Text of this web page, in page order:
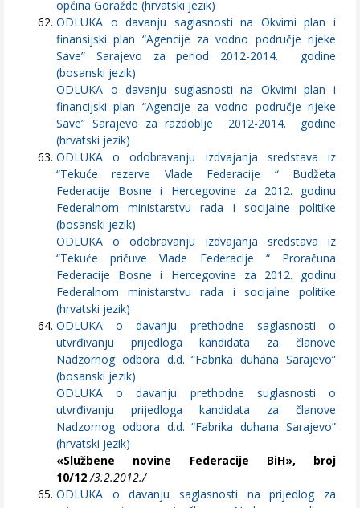
općina Goražde (hrvatski jezik)
ODLUKA o davanju saglasnosti na Okvirni plan i
finansijski plan “Agencije za vodno područje rijeke
Save” Sarajevo za period 2012-2014. godine
(bosanski jezik)
ODLUKA o davanju suglasnosti na Okvirni plan i
financijski plan “Agencije za vodno područje rijeke
Save” Sarajevo za razdoblje 2012-2014. godine
(hrvatski jezik)
ODLUKA o odobravanju izdvajanja sredstava iz
“Tekuće rezerve Vlade Federacije “ Budžeta
Federacije Bosne i Hercegovine za 2012. godinu
Federalnom ministarstvu rada i socijalne politike
(bosanski jezik)
ODLUKA o odobravanju izdvajanja sredstava iz
“Tekuće pričuve Vlade Federacije “ Proračuna
Federacije Bosne i Hercegovine za 2012. godinu
Federalnom ministarstvu rada i socijalne politike
(hrvatski jezik)
ODLUKA o davanju prethodne saglasnosti o
utvrđivanju prijedloga kandidata za članove
Nadzornog odbora d.d. “Fabrika duhana Sarajevo”
(bosanski jezik)
ODLUKA o davanju prethodne suglasnosti o
utvrđivanju prijedloga kandidata za članove
Nadzornog odbora d.d. “Fabrika duhana Sarajevo”
(hrvatski jezik)
«Službene novine Federacije BiH», broj
10/12 /3.2.2012./
ODLUKA o davanju saglasnosti na prijedlog za